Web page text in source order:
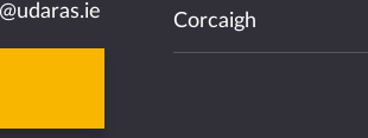
Corcaigh